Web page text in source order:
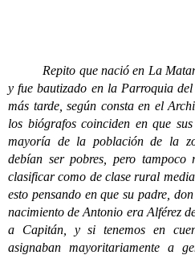
Repito que nació en La
y fue bautizado en la Parroquia
más tarde, según consta en el
los biógrafos coinciden en que
mayoría de la población de la
debían ser pobres, pero
clasificar como de clase rural
esto pensando en que su padre,
nacimiento de Antonio era Alférez
a Capitán, y si tenemos en
asignaban mayoritariamente a